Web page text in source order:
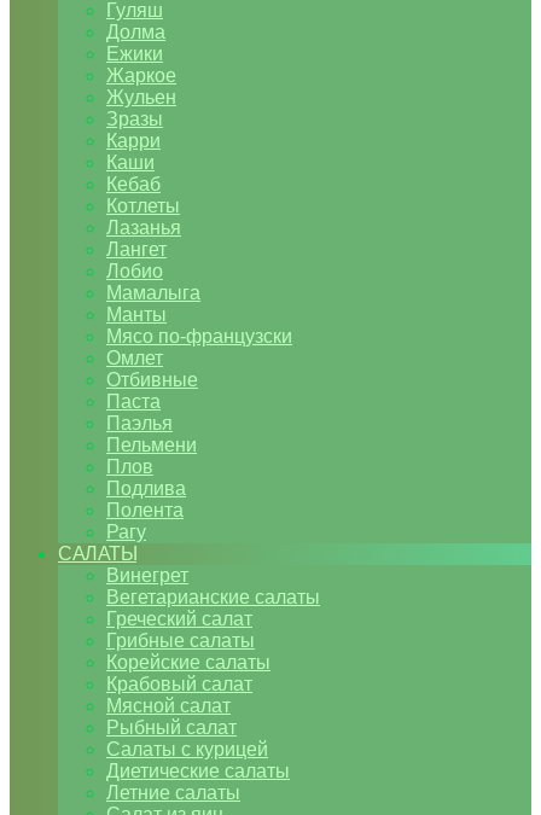
Гуляш
Долма
Ежики
Жаркое
Жульен
Зразы
Карри
Каши
Кебаб
Котлеты
Лазанья
Лангет
Лобио
Мамалыга
Манты
Мясо по-французски
Омлет
Отбивные
Паста
Паэлья
Пельмени
Плов
Подлива
Полента
Рагу
САЛАТЫ
Винегрет
Вегетарианские салаты
Греческий салат
Грибные салаты
Корейские салаты
Крабовый салат
Мясной салат
Рыбный салат
Салаты с курицей
Диетические салаты
Летние салаты